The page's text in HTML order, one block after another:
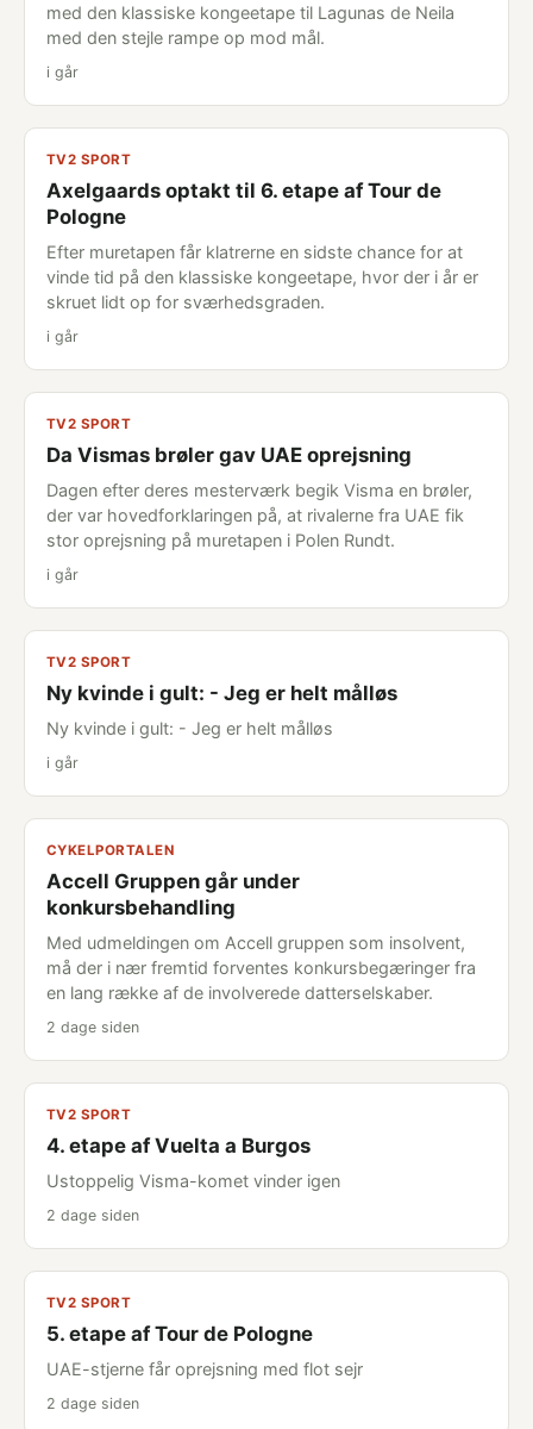
med den klassiske kongeetape til Lagunas de Neila
med den stejle rampe op mod mål.
i går
TV2 SPORT
Axelgaards optakt til 6. etape af Tour de
Pologne
Efter muretapen får klatrerne en sidste chance for at
vinde tid på den klassiske kongeetape, hvor der i år er
skruet lidt op for sværhedsgraden.
i går
TV2 SPORT
Da Vismas brøler gav UAE oprejsning
Dagen efter deres mesterværk begik Visma en brøler,
der var hovedforklaringen på, at rivalerne fra UAE fik
stor oprejsning på muretapen i Polen Rundt.
i går
TV2 SPORT
Ny kvinde i gult: - Jeg er helt målløs
Ny kvinde i gult: - Jeg er helt målløs
i går
CYKELPORTALEN
Accell Gruppen går under
konkursbehandling
Med udmeldingen om Accell gruppen som insolvent,
må der i nær fremtid forventes konkursbegæringer fra
en lang række af de involverede datterselskaber.
2 dage siden
TV2 SPORT
4. etape af Vuelta a Burgos
Ustoppelig Visma-komet vinder igen
2 dage siden
TV2 SPORT
5. etape af Tour de Pologne
UAE-stjerne får oprejsning med flot sejr
2 dage siden